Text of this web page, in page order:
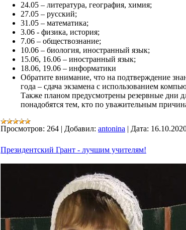
24.05 – литература, география, химия;
27.05 – русский;
31.05 – математика;
3.06 - физика, история;
7.06 – обществознание;
10.06 – биология, иностранный язык;
15.06, 16.06 – иностранный язык;
18.06, 19.06 – информатики
Обратите внимание, что на подтверждение
года – сдача экзамена с использованием
Также планом предусмотрены резервные дни
понадобятся тем, кто по уважительным
Просмотров: 264 | Добавил: antonina | Дата:
Президентский Грант - лучшим учителям!